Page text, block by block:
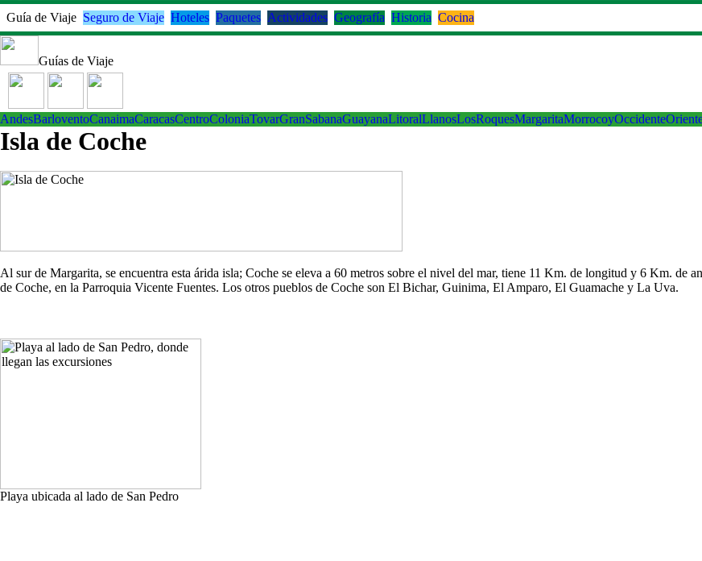
Guía de Viaje Seguro de Viaje Hoteles Paquetes Actividades Geografía Historia Cocina
Guías de Viaje
AndesBarloventoCanaimaCaracasCentroColoniaTovarGranSabanaGuayanaLitoralLlanosLosRoquesMargaritaMorrocoyOccidente
Isla de Coche
Al sur de Margarita, se encuentra esta árida isla; Coche se eleva a 60 metros sobre el nivel del mar, tiene 11 Km. de longitud y 6 Km.
de Coche, en la Parroquia Vicente Fuentes. Los otros pueblos de Coche son El Bichar, Guinima, El Amparo, El Guamache y La Uva.
Playa ubicada al lado de San Pedro